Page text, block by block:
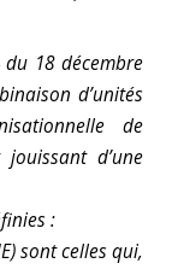
du 18 décembre
d’unités
de
d’une
:
sont celles qui,